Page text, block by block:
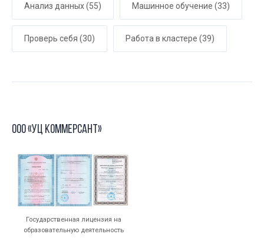
Анализ данных(55) Машинное обучение (33)
Проверь себя (30) Работа в кластере (39)
ООО «УЦ Коммерсант»
Государственная лицензия на
образовательную деятельность